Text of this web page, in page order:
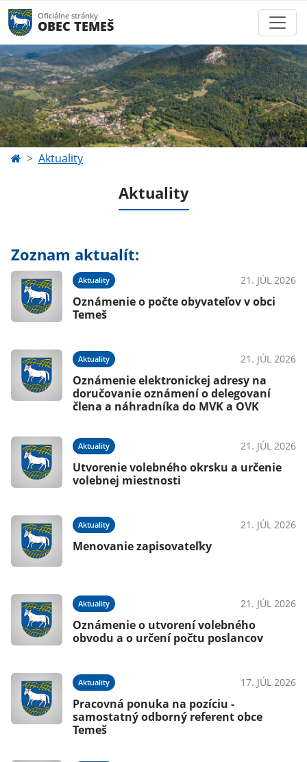
Oficiálne stránky
OBEC TEMEŠ
Aktuality
Aktuality
Zoznam aktualít:
Aktuality 21. JÚL 2026
Oznámenie o počte obyvateľov v obci
Temeš
Aktuality 21. JÚL 2026
Oznámenie elektronickej adresy na
doručovanie oznámení o delegovaní
člena a náhradníka do MVK a OVK
Aktuality 21. JÚL 2026
Utvorenie volebného okrsku a určenie
volebnej miestnosti
Aktuality 21. JÚL 2026
Menovanie zapisovateľky
Aktuality 21. JÚL 2026
Oznámenie o utvorení volebného
obvodu a o určení počtu poslancov
Aktuality 17. JÚL 2026
Pracovná ponuka na pozíciu -
samostatný odborný referent obce
Temeš